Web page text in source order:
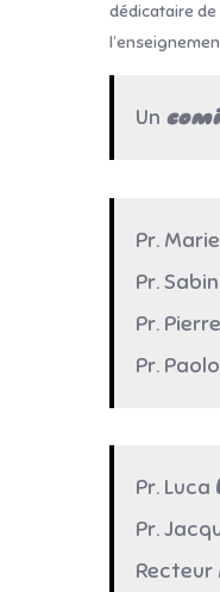
dédicataire de
Un
Pr.
Pr.
Pr. Pierre
Pr. Paolo
Pr. Luca
Pr.
Recteur